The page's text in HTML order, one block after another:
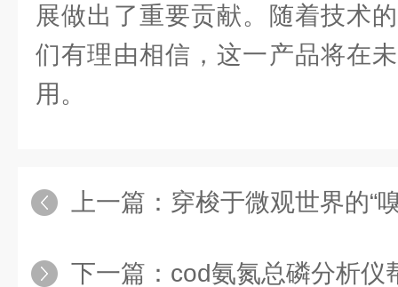
展做出了重要贡献。随着技术
们有理由相信，这一产品将在
用。
上一篇： 穿梭于微观世界的“嗅觉猎手”：
下一篇： cod氨氮总磷分析仪